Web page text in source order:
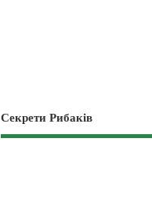
Секрети Рибаків